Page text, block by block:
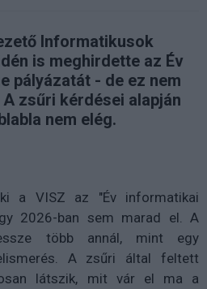
Informatikusok
is meghirdette az Év
pályázatát - de ez nem
zsűri kérdései alapján
nem elég.
a VISZ az "Év informatikai
2026-ban sem marad el. A
több annál, mint egy
A zsűri által feltett
látszik, mit vár el ma a